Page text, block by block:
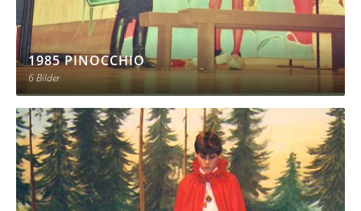
1985 PINOCCHIO
6 Bilder